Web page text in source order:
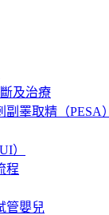
及治療
睪取精（PESA）
）
程
管嬰兒